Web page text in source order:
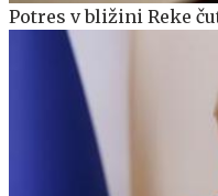
Potres v bližini Reke